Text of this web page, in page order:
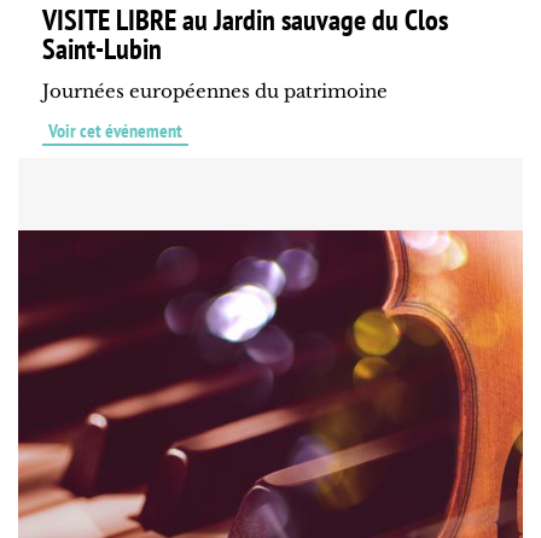
VISITE LIBRE au Jardin sauvage du Clos
Saint-Lubin
Journées européennes du patrimoine
Voir cet événement